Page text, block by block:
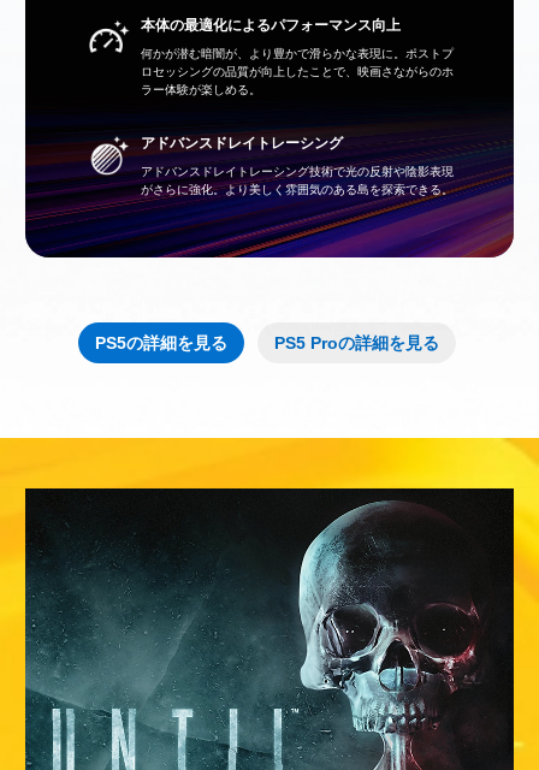
本体の最適化によるパフォーマンス向上
何かが潜む暗闇が、より豊かで滑らかな表現に。ポストプ
ロセッシングの品質が向上したことで、映画さながらのホ
ラー体験が楽しめる。
アドバンスドレイトレーシング
アドバンスドレイトレーシング技術で光の反射や陰影表現
がさらに強化。より美しく雰囲気のある島を探索できる。
PS5の詳細を見る PS5 Proの詳細を見る